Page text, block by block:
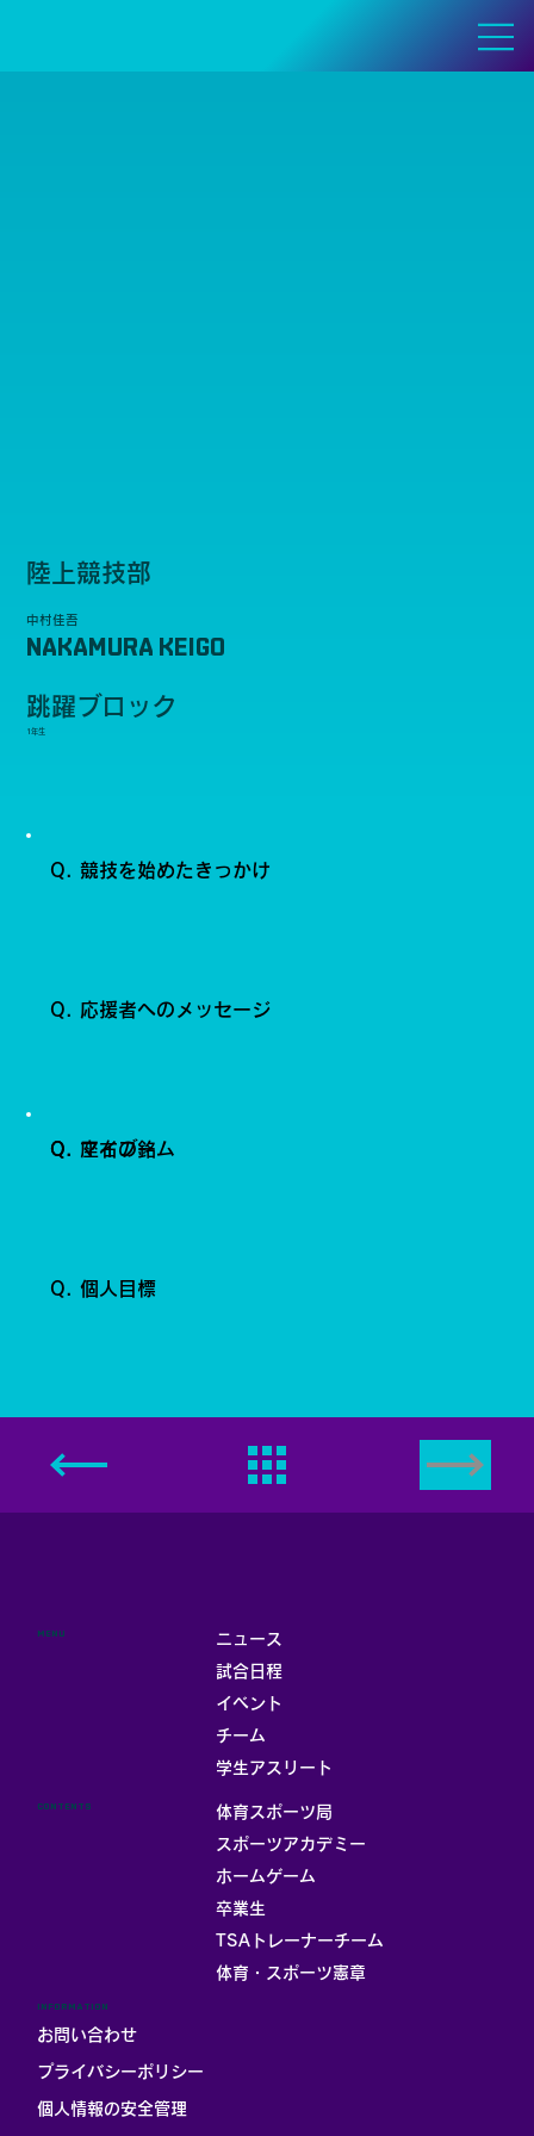
陸上競技部
中村佳吾
NAKAMURA KEIGO
跳躍ブロック
1年生
Q. 競技を始めたきっかけ
Q. 座右の銘
Q. マイブーム
Q. 個人目標
Q. 応援者へのメッセージ
ニュース
試合日程
イベント
チーム
学生アスリート
MENU
体育スポーツ局
スポーツアカデミー
ホームゲーム
卒業生
TSAトレーナーチーム
体育・スポーツ憲章
CONTENTS
INFORMATION
お問い合わせ
プライバシーポリシー
個人情報の安全管理